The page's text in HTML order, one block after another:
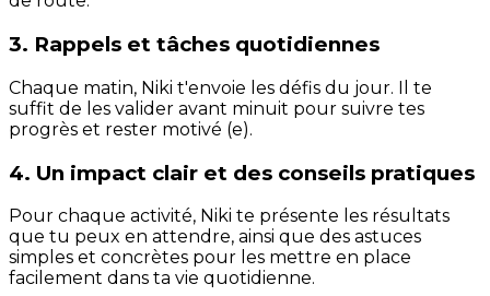
3. Rappels et tâches quotidiennes
Chaque matin, Niki t'envoie les défis du jour. Il te
suffit de les valider avant minuit pour suivre tes
progrès et rester motivé (e).
4. Un impact clair et des conseils pratiques
Pour chaque activité, Niki te présente les résultats
que tu peux en attendre, ainsi que des astuces
simples et concrètes pour les mettre en place
facilement dans ta vie quotidienne.